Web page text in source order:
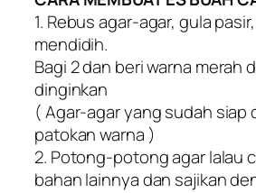
1. Rebus agar-agar, gula
mendidih.
Bagi 2 dan beri warna merah
dinginkan
( Agar-agar yang sudah siap
patokan warna )
2. Potong-potong agar lalau
bahan lainnya dan sajikan